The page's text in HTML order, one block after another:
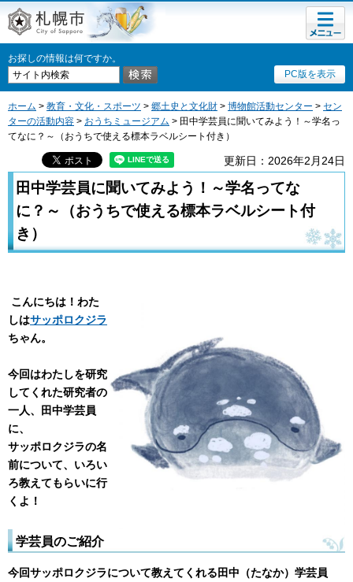
札幌市
お探しの情報は何ですか。
PC版を表示
メニュ
ー
ホーム > 教育・文化・スポーツ > 郷土史と文化財 > 博物館活動センター > セン
ターの活動内容 > おうちミュージアム > 田中学芸員に聞いてみよう！～学名っ
てなに？～（おうちで使える標本ラベルシート付き）
更新日：2026年2月24日
田中学芸員に聞いてみよう！～学名ってな
に？～（おうちで使える標本ラベルシート付
き）
こんにちは！わた
しはサッポロクジラ
ちゃん。
今回はわたしを研究
してくれた研究者の
一人、田中学芸員
に、
サッポロクジラの名
前について、いろい
ろ教えてもらいに行
くよ！
学芸員のご紹介
今回サッポロクジラについて教えてくれる田中（たなか）学芸員